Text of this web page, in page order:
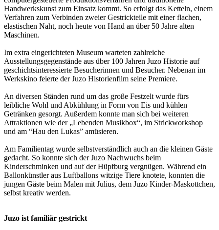
Handwerkskunst zum Einsatz kommt. So erfolgt das Ketteln, einem
Verfahren zum Verbinden zweier Gestrickteile mit einer flachen,
elastischen Naht, noch heute von Hand an über 50 Jahre alten
Maschinen.
Im extra eingerichteten Museum warteten zahlreiche
Ausstellungsgegenstände aus über 100 Jahren Juzo Historie auf
geschichtsinteressierte Besucherinnen und Besucher. Nebenan im
Werkskino feierte der Juzo Historienfilm seine Premiere.
An diversen Ständen rund um das große Festzelt wurde fürs
leibliche Wohl und Abkühlung in Form von Eis und kühlen
Getränken gesorgt. Außerdem konnte man sich bei weiteren
Attraktionen wie der „Lebenden Musikbox“, im Strickworkshop
und am “Hau den Lukas” amüsieren.
Am Familientag wurde selbstverständlich auch an die kleinen Gäste
gedacht. So konnte sich der Juzo Nachwuchs beim
Kinderschminken und auf der Hüpfburg vergnügen. Während ein
Ballonkünstler aus Luftballons witzige Tiere knotete, konnten die
jungen Gäste beim Malen mit Julius, dem Juzo Kinder-Maskottchen,
selbst kreativ werden.
Juzo ist familiär gestrickt